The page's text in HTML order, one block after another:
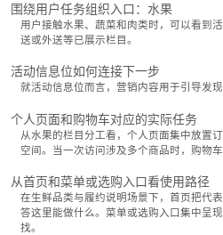
围绕用户任务组织入口：水果
用户接触水果、蔬菜和肉类时，可以看到
送或外送等已展示栏目。
活动信息位如何连接下一步
就活动信息位而言，营销内容用于引导发
个人页面和购物车对应的实际任务
从水果的栏目分工看，个人页面集中放置
空间。当一次访问涉及多个商品时，购物
从首页和菜单或选购入口看使用路径
在生鲜品类与履约说明场景下，首页把代
答这里能做什么。菜单或选购入口集中呈
找。